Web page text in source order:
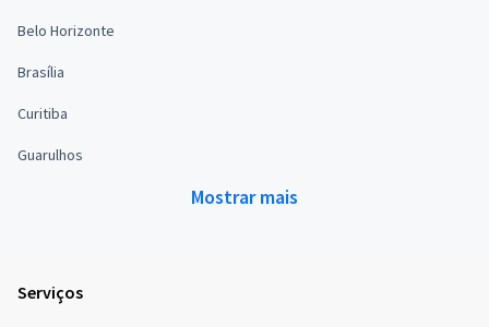
Belo Horizonte
Brasília
Curitiba
Guarulhos
Mostrar mais
Serviços